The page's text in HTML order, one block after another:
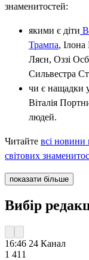
знаменитостей:
якими є діти
Трампа,
Ляєн, Оззі
Сильвестра
чи є нащадки
Віталія
людей.
Читайте всі новини
світових
показати більше
Вибір
16:46 24 Канал
1 411